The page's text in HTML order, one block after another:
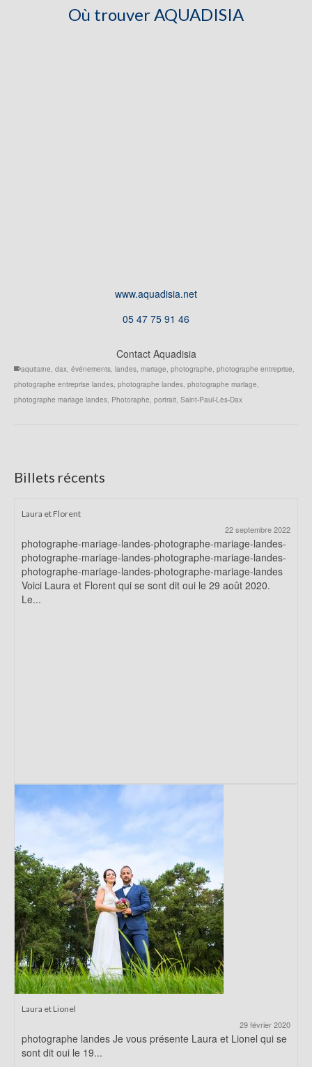
Où trouver AQUADISIA
www.aquadisia.net
05 47 75 91 46
Contact Aquadisia
aquitaine, dax, événements, landes, mariage, photographe, photographe entreprise,
photographe entreprise landes, photographe landes, photographe mariage,
photographe mariage landes, Photoraphe, portrait, Saint-Paul-Lès-Dax
Billets récents
Laura et Florent
22 septembre 2022
photographe-mariage-landes-photographe-mariage-landes-
photographe-mariage-landes-photographe-mariage-landes-
photographe-mariage-landes-photographe-mariage-landes
Voici Laura et Florent qui se sont dit oui le 29 août 2020.
Le...
Laura et Lionel
29 février 2020
photographe landes Je vous présente Laura et Lionel qui se
sont dit oui le 19...